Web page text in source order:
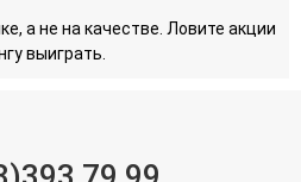
а не на качестве. Ловите акции
выиграть.